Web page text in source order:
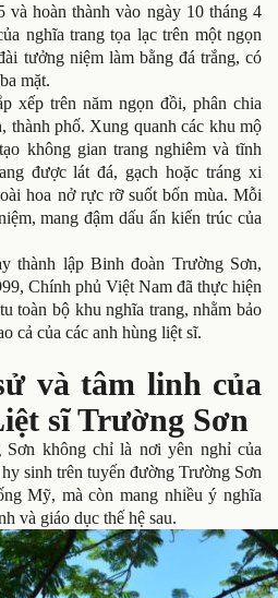
và hoàn thành vào ngày 10 tháng 4
nghĩa trang tọa lạc trên một ngọn
tưởng niệm làm bằng đá trắng, có
mặt.
xếp trên năm ngọn đồi, phân chia
thành phố. Xung quanh các khu mộ
không gian trang nghiêm và tĩnh
được lát đá, gạch hoặc tráng xi
hoa nở rực rỡ suốt bốn mùa. Mỗi
mang đậm dấu ấn kiến trúc của
thành lập Binh đoàn Trường Sơn,
Chính phủ Việt Nam đã thực hiện
toàn bộ khu nghĩa trang, nhằm bảo
cả của các anh hùng liệt sĩ.
và tâm linh của
sĩ Trường Sơn
không chỉ là nơi yên nghỉ của
sinh trên tuyến đường Trường Sơn
Mỹ, mà còn mang nhiều ý nghĩa
và giáo dục thế hệ sau.